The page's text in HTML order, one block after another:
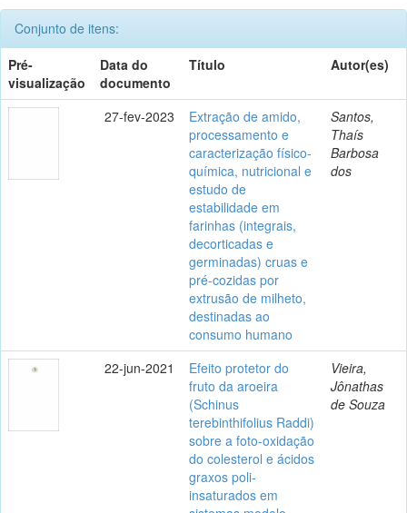
Conjunto de itens:
Pré-
visualização
Data do
documento
Título Autor(es)
27-fev-2023
Extração de amido,
processamento e
caracterização físico-
química, nutricional e
estudo de
estabilidade em
farinhas (integrais,
decorticadas e
germinadas) cruas e
pré-cozidas por
extrusão de milheto,
destinadas ao
consumo humano
Santos,
Thaís
Barbosa
dos
22-jun-2021
Efeito protetor do
fruto da aroeira
(Schinus
terebinthifolius Raddi)
sobre a foto-oxidação
do colesterol e ácidos
graxos poli-
insaturados em
Vieira,
Jônathas
de Souza